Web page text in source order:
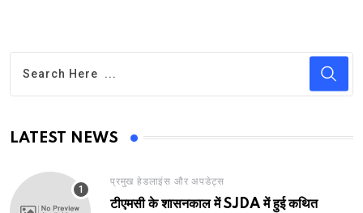
LATEST NEWS
प्रमुख हेडलाइंस और अपडेट्स
टीएमसी के शासनकाल में SJDA में हुई कथित